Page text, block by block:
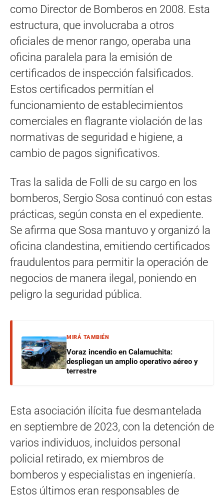
como Director de Bomberos en 2008. Esta
estructura, que involucraba a otros
oficiales de menor rango, operaba una
oficina paralela para la emisión de
certificados de inspección falsificados.
Estos certificados permitían el
funcionamiento de establecimientos
comerciales en flagrante violación de las
normativas de seguridad e higiene, a
cambio de pagos significativos.
Tras la salida de Folli de su cargo en los
bomberos, Sergio Sosa continuó con estas
prácticas, según consta en el expediente.
Se afirma que Sosa mantuvo y organizó la
oficina clandestina, emitiendo certificados
fraudulentos para permitir la operación de
negocios de manera ilegal, poniendo en
peligro la seguridad pública.
MIRÁ TAMBIÉN
Voraz incendio en Calamuchita:
despliegan un amplio operativo aéreo y
terrestre
Esta asociación ilícita fue desmantelada
en septiembre de 2023, con la detención de
varios individuos, incluidos personal
policial retirado, ex miembros de
bomberos y especialistas en ingeniería.
Estos últimos eran responsables de